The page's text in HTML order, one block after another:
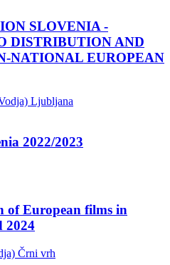
SLOVENIA -
DISTRIBUTION AND
NATIONAL EUROPEAN
Ljubljana
2022/2023
European films in
2024
Črni vrh